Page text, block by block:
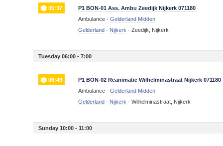
05:37
P1 BON-01 Ass. Ambu Zeedijk Nijkerk 071180
Ambulance -Gelderland Midden
Gelderland - Nijkerk -Zeedijk, Nijkerk
Tuesday 06:00 - 7:00
06:49
P1 BON-02 Reanimatie Wilhelminastraat Nijkerk 071180
Ambulance -Gelderland Midden
Gelderland - Nijkerk -Wilhelminastraat, Nijkerk
Sunday 10:00 - 11:00